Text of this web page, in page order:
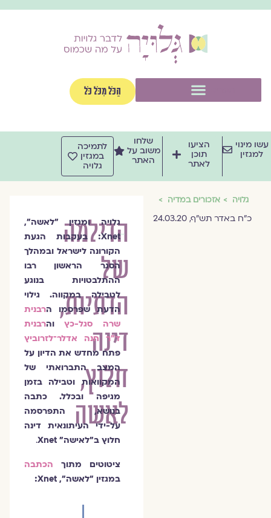
הַכֹּל מִכֹּל כֹּל
מינוי
למגזין
הציעו
תוכן
לאתר
שלחו
משוב על
האתר
לתמיכה
במגזין
גלויה
גלויה אזכורים במדיה
כ"ח באדר תש"ף, 24.03.20
הדילמה
של
הדתיות,
דינה
חלוץ,
לאשה
גלויה ומגזין "לאשה",
Xnet: בעקבות הגעת
הקורונה לישראל ובמהלך
הסגר הראשון רבו
ההתלבטויות בנוגע
לטבילה במקווה. גילוי
הדעת שפרסמו ה רבנית
שרה סגל-כץוהרבנית
ד"ר חנה אדלר־לזרוביץ
פתח מחדש את הדיון על
המצב התברואתי של
המקוואות וטבילה בזמן
מגיפה ובכלל.
כתבה
בנושא, התפרסמה
על-ידי העיתונאית דינה
חלוץ ב״לאישה״ Xnet
.
ציטוטים מתוך
הכתבה
במגזין "לאשה", Xnet: